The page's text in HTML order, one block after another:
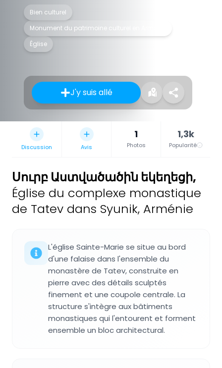
Bien culturel
Monument du patrimoine culturel en Arménie
Église
J'y suis allé
Discussion Avis
1
Photos
1,3k
Popularité
Սուրբ Աստվածածին եկեղեցի,
Église du complexe monastique
de Tatev dans Syunik, Arménie
L'église Sainte-Marie se situe au bord
d'une falaise dans l'ensemble du
monastère de Tatev, construite en
pierre avec des détails sculptés
finement et une coupole centrale. La
structure s'intègre aux bâtiments
monastiques qui l'entourent et forment
ensemble un bloc architectural.